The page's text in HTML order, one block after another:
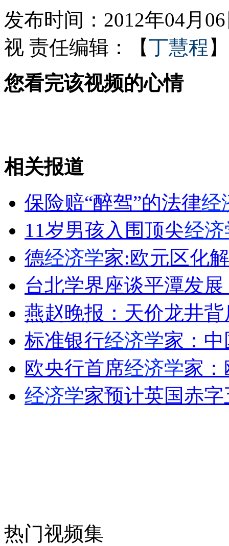
温室樱桃孕妇慎食
吉林拍摄到野生东北虎远东豹
山西运城恶犬咬伤多人 警民合力深夜将其击毙
女孩北京地铁殴打老人 痛下狠手拳打脚踢
无痛分娩是否安全 医生回应
外交部：反对强权政治霸凌主义
外交部：有关国家言论片面不公正
安徽一实载49人客车翻车
纽约上演“枕头大战”
发布时间：2012年04月
视 责任编辑：【丁慧程 】
您看完该视频的心情
相关报道
保险赔“醉驾”的法律经
11岁男孩入围顶尖经济
德经济学家:欧元区化
台北学界座谈平潭发展
燕赵晚报：天价龙井背
标准银行经济学家：
欧央行首席经济学家：
经济学家预计英国赤
热门视频集